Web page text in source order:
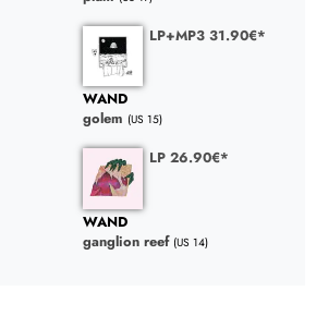
LP+MP3 31.90€*
WAND
golem (US 15)
LP 26.90€*
WAND
ganglion reef (US 14)